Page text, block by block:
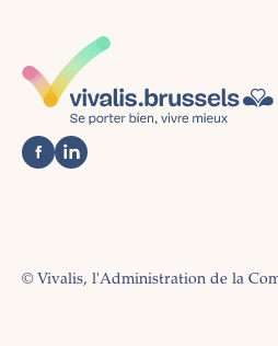
© Vivalis, l'Administration de la